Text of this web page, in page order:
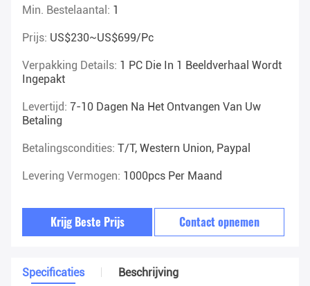
Min. Bestelaantal: 1
Prijs: US$230~US$699/pc
Verpakking Details: 1 PC Die In 1 Beeldverhaal Wordt
Ingepakt
Levertijd: 7-10 Dagen Na Het Ontvangen Van Uw
Betaling
Betalingscondities: T/T, Western Union, Paypal
Levering Vermogen: 1000pcs Per Maand
Krijg Beste Prijs Contact opnemen
Specificaties Beschrijving